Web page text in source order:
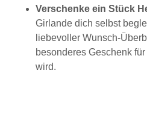
Verschenke ein Stück
Girlande dich selbst
liebevoller Wunsch-
besonderes Geschenk
wird.